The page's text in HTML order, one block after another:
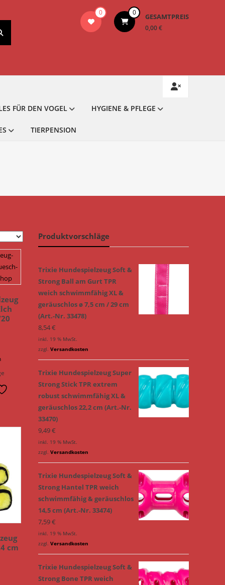
0 0 GESAMTPREIS
0,00 €
FÜR DEN VOGEL HYGIENE & PFLEGE
TIERPENSION
cm
Produktvorschläge
Trixie Hundespielzeug Soft &
Strong Ball am Gurt TPR
weich schwimmfähig XL &
geräuschlos ø 7,5 cm / 29 cm
(Art.-Nr. 33478)
8,54€
inkl. 19 % MwSt.
zzgl. Versandkosten
Trixie Hundespielzeug Super
Strong Stick TPR extrem
robust schwimmfähig XL &
geräuschlos 22,2 cm (Art.-Nr.
33470)
9,49€
inkl. 19 % MwSt.
zzgl. Versandkosten
Trixie Hundespielzeug Soft &
Strong Hantel TPR weich
schwimmfähig & geräuschlos
14,5 cm (Art.-Nr. 33474)
7,59€
inkl. 19 % MwSt.
zzgl. Versandkosten
Trixie Hundespielzeug Soft &
Strong Bone TPR weich